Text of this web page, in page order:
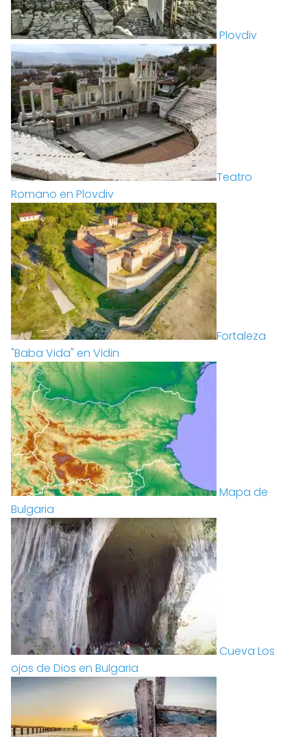
Plovdiv
Teatro
Romano en Plovdiv
Fortaleza
"Baba Vida" en Vidin
Mapa de
Bulgaria
Cueva Los
ojos de Dios en Bulgaria